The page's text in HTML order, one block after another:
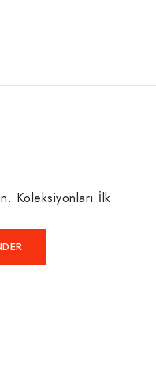
Koleksiyonları İlk